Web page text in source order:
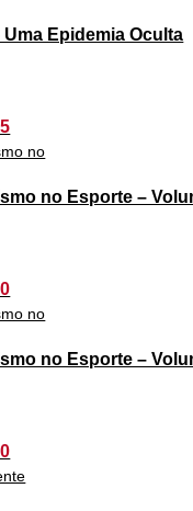
Epidemia Oculta
no Esporte –
no Esporte –